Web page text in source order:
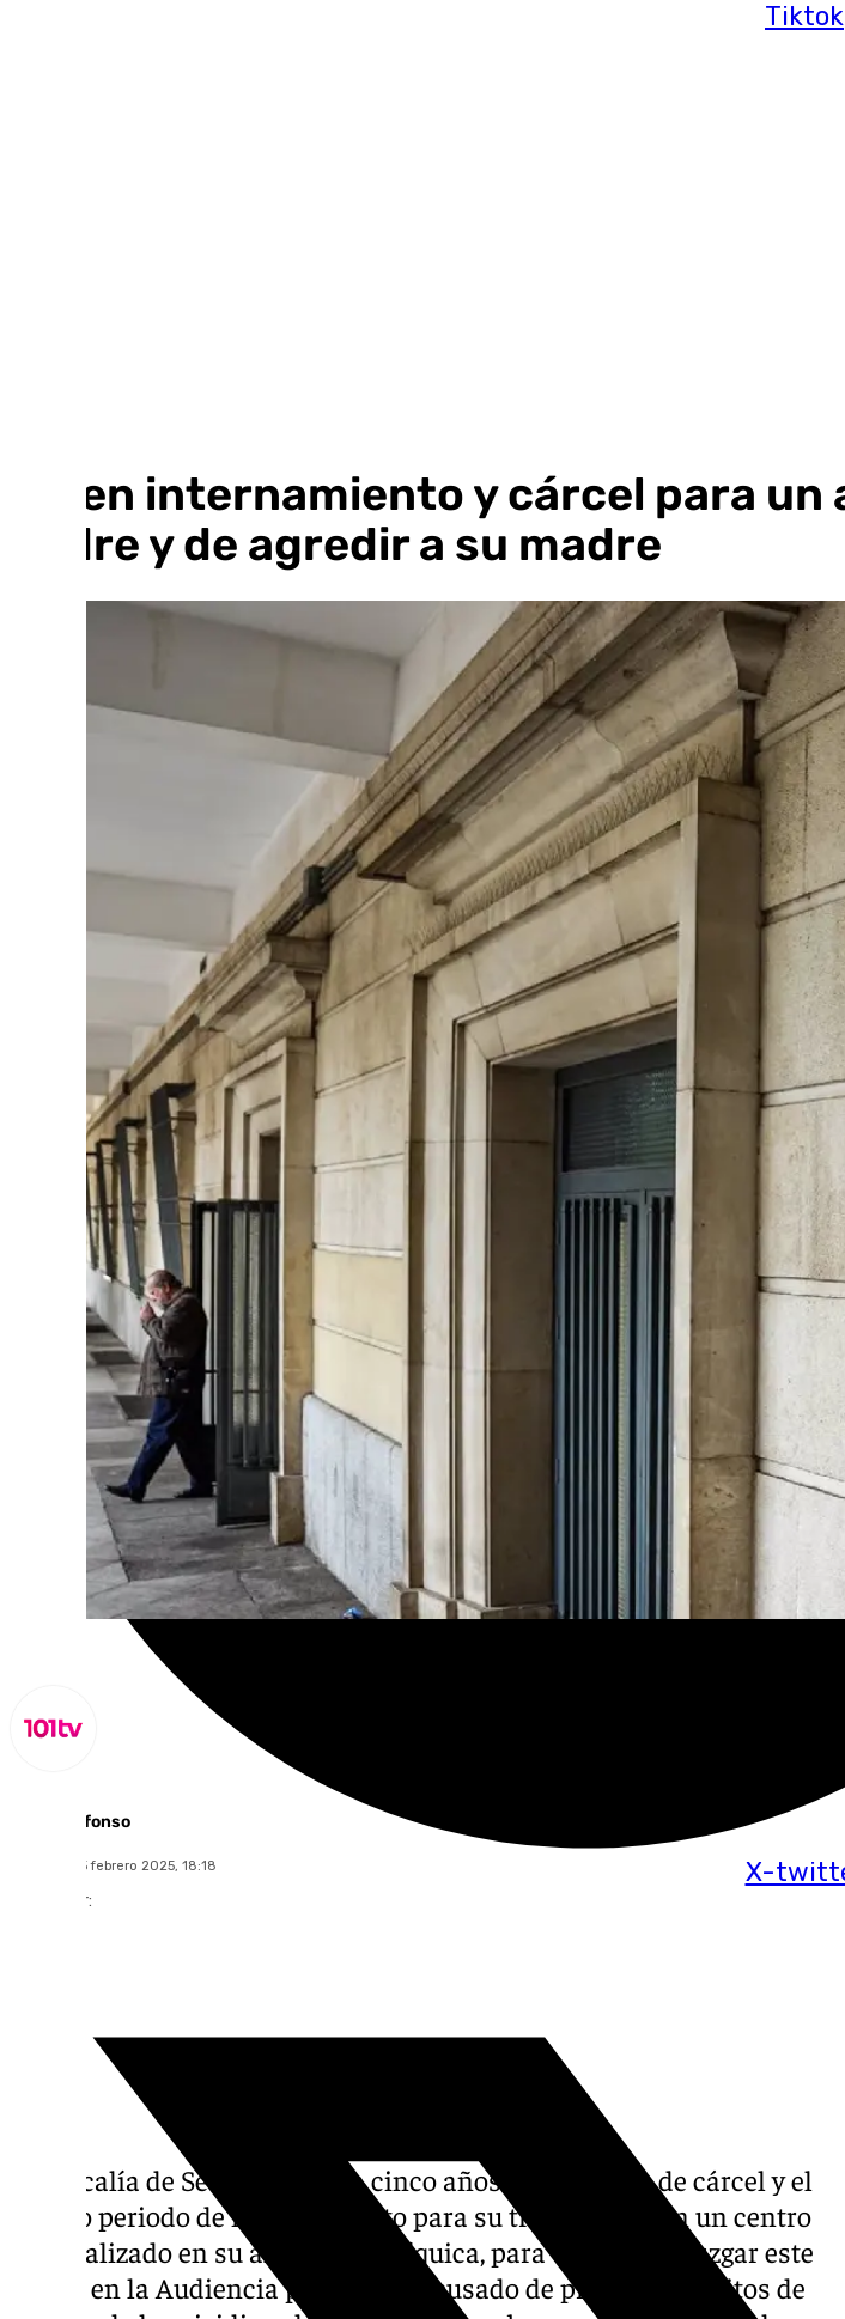
Tiktok
X-
Piden internamiento y cárcel para
padre y de agredir a su madre
Miguel Alfonso
miércoles, 5 febrero 2025, 18:18
Compartir:
La Fiscalía de Sevilla reclama cinco años y dos meses de cárcel y el
mismo periodo de internamiento para su tratamiento en un centro
especializado en su alteración psíquica, para un varón a juzgar este
jueves en la Audiencia provincial, acusado de presuntos delitos de